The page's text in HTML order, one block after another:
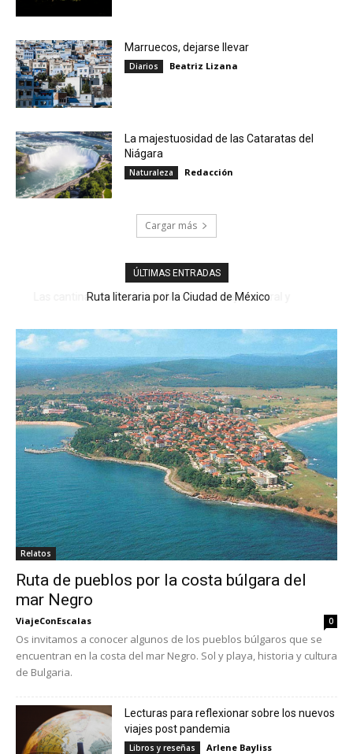
Marruecos, dejarse llevar
Diarios Beatriz Lizana
La majestuosidad de las Cataratas del
Niágara
Naturaleza Redacción
Cargar más
ÚLTIMAS ENTRADAS
Ruta literaria por la Ciudad de México
Relatos
Ruta de pueblos por la costa búlgara del
mar Negro
ViajeConEscalas 0
Os invitamos a conocer algunos de los pueblos búlgaros que se
encuentran en la costa del mar Negro. Sol y playa, historia y cultura
de Bulgaria.
Lecturas para reflexionar sobre los nuevos
viajes post pandemia
Libros y reseñas Arlene Bayliss